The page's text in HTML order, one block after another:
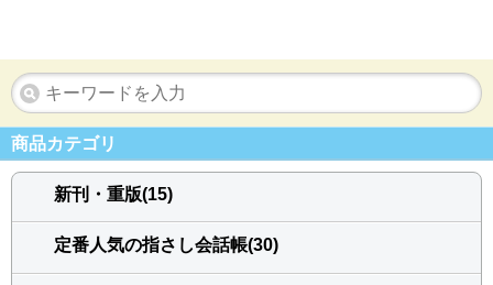
商品カテゴリ
新刊・重版(15)
定番人気の指さし会話帳(30)